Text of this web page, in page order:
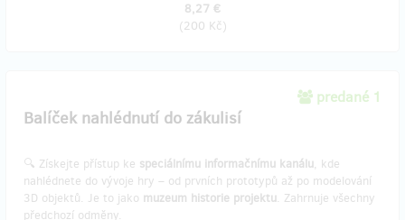
8,27 €
(200 Kč)
predané 1
Balíček nahlédnutí do zákulisí
🔍 Získejte přístup ke speciálnímu informačnímu kanálu, kde
nahlédnete do vývoje hry – od prvních prototypů až po modelování
3D objektů. Je to jako muzeum historie projektu. Zahrnuje všechny
předchozí odměny.